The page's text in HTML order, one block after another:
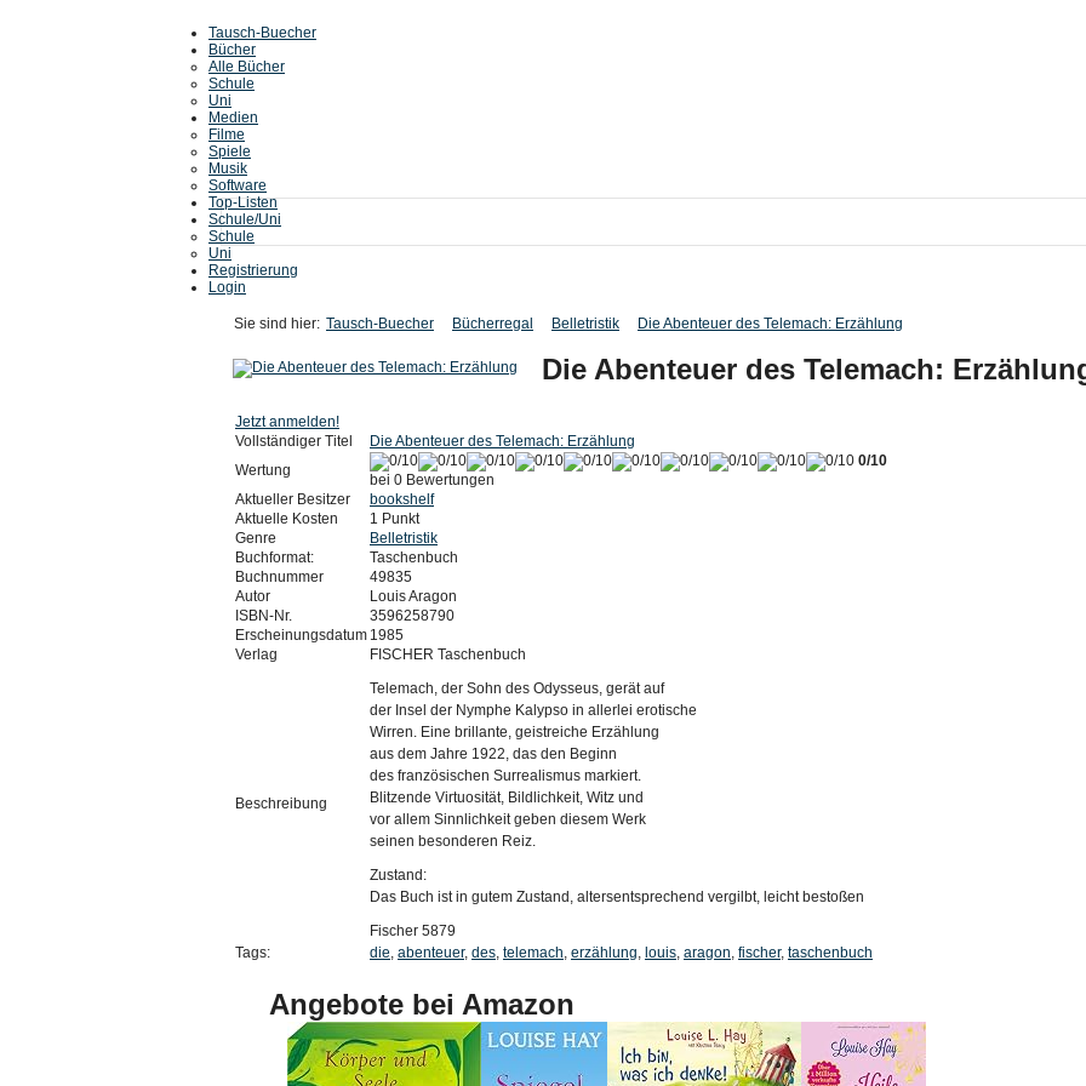
Tausch-Buecher
Bücher
Alle Bücher
Schule
Uni
Medien
Filme
Spiele
Musik
Software
Top-Listen
Schule/Uni
Schule
Uni
Registrierung
Login
Sie sind hier: Tausch-Buecher Bücherregal Belletristik Die Abenteuer des Telemach: Erzählung
Die Abenteuer des Telemach:
Jetzt anmelden!
Vollständiger Titel
Die Abenteuer des Telemach: Erzählung
Wertung
0/10
bei 0 Bewertungen
Aktueller Besitzer
bookshelf
Aktuelle Kosten
1 Punkt
Genre
Belletristik
Buchformat:
Taschenbuch
Buchnummer
49835
Autor
Louis Aragon
ISBN-Nr.
3596258790
Erscheinungsdatum 1985
Verlag
FISCHER Taschenbuch
Beschreibung
Telemach, der Sohn des Odysseus, gerät auf
der Insel der Nymphe Kalypso in allerlei erotische
Wirren. Eine brillante, geistreiche Erzählung
aus dem Jahre 1922, das den Beginn
des französischen Surrealismus markiert.
Blitzende Virtuosität, Bildlichkeit, Witz und
vor allem Sinnlichkeit geben diesem Werk
seinen besonderen Reiz.
Zustand:
Das Buch ist in gutem Zustand, altersentsprechend vergilbt, leicht bestoßen
Fischer 5879
Tags:
die, abenteuer, des, telemach, erzählung, louis, aragon, fischer, taschenbuch
Angebote bei Amazon